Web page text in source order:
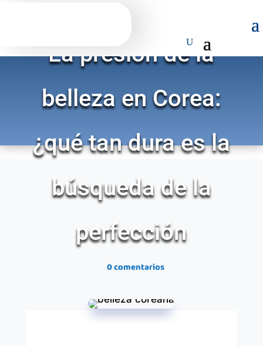
La presión de la
belleza en Corea:
¿qué tan dura es la
búsqueda de la
perfección
0 comentarios